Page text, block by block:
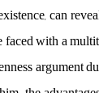
can
with a
argument